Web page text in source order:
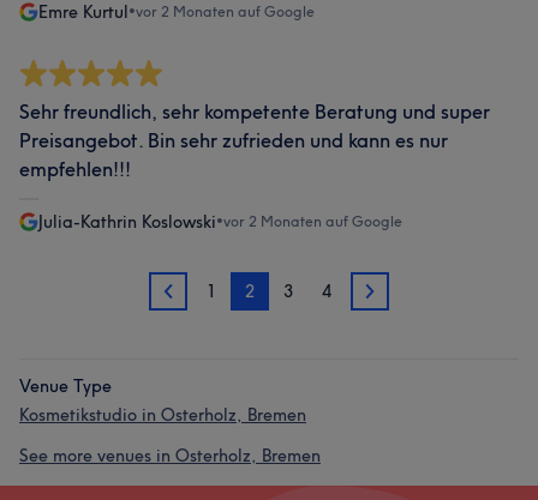
Emre Kurtul•vor 2 Monaten auf Google
Sehr freundlich, sehr kompetente Beratung und super
Preisangebot. Bin sehr zufrieden und kann es nur
empfehlen!!!
Julia-Kathrin Koslowski•vor 2 Monaten auf Google
1 1 2 3 4 3
Venue Type
Kosmetikstudio in Osterholz, Bremen
See more venues in Osterholz, Bremen